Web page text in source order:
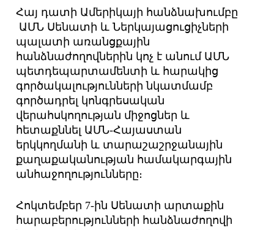
Հայ դատի Ամերիկայի հանձնախումբը
ԱՄՆ Սենատի և Ներկայացուցիչների
պալատի առանցքային
հանձնաժողովներին կոչ է անում ԱՄՆ
պետդեպարտամենտի և հարակից
գործակալությունների նկատմամբ
գործադրել կոնգրեսական
վերահսկողության միջոցներ և
հետաքննել ԱՄՆ-Հայաստան
երկկողմանի և տարաշաշրջանային
քաղաքականության համակարգային
անհաջողությունները։
Հոկտեմբեր 7-ին Սենատի արտաքին
հարաբերությունների հանձնաժողովի